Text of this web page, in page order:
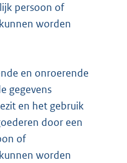
persoon of
worden
en onroerende
gegevens
en het gebruik
door een
of
worden